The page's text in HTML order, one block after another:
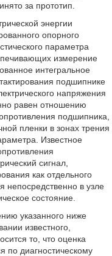
за прототип.
энергии
опорного
параметра
измерение
интегральное
подшипнике
напряжения
равен отношению
подшипника,
пленки в зонах трения
Известное
сигнал,
как отдельного
непосредственно в узле
состояние.
указанного ниже
известного,
то, что оценка
по диагностическому